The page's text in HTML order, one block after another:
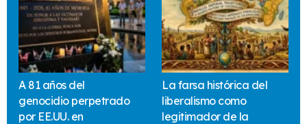
A 81 años del
genocidio perpetrado
por EE.UU. en
La farsa histórica del
liberalismo como
legitimador de la